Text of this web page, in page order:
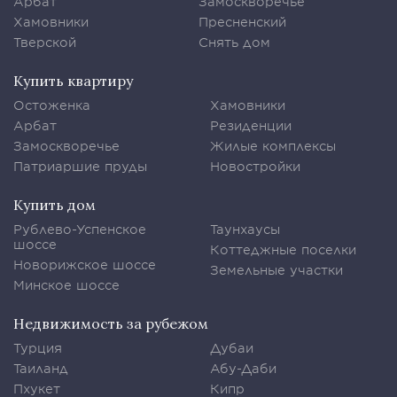
Хамовники
Тверской
Пресненский
Снять дом
Купить квартиру
Остоженка
Арбат
Замоскворечье
Патриаршие пруды
Хамовники
Резиденции
Жилые комплексы
Новостройки
Купить дом
Рублево-Успенское
шоссе
Новорижское шоссе
Минское шоссе
Таунхаусы
Коттеджные поселки
Земельные участки
Недвижимость за рубежом
Турция
Таиланд
Пхукет
Дубаи
Абу-Даби
Кипр